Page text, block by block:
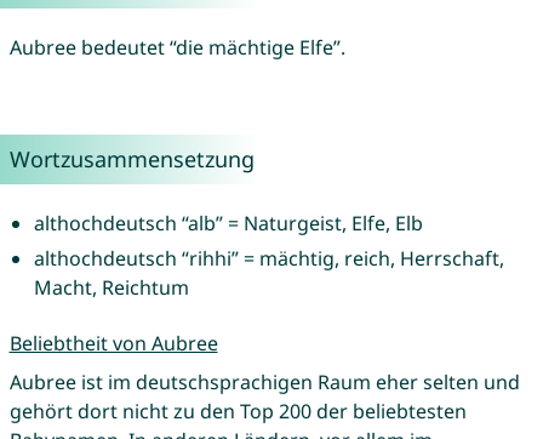
Aubree bedeutet “die mächtige Elfe”.
Wortzusammensetzung
althochdeutsch “alb” = Naturgeist, Elfe, Elb
althochdeutsch “rihhi” = mächtig, reich, Herrschaft,
Macht, Reichtum
Beliebtheit von Aubree
Aubree ist im deutschsprachigen Raum eher selten und
gehört dort nicht zu den Top 200 der beliebtesten